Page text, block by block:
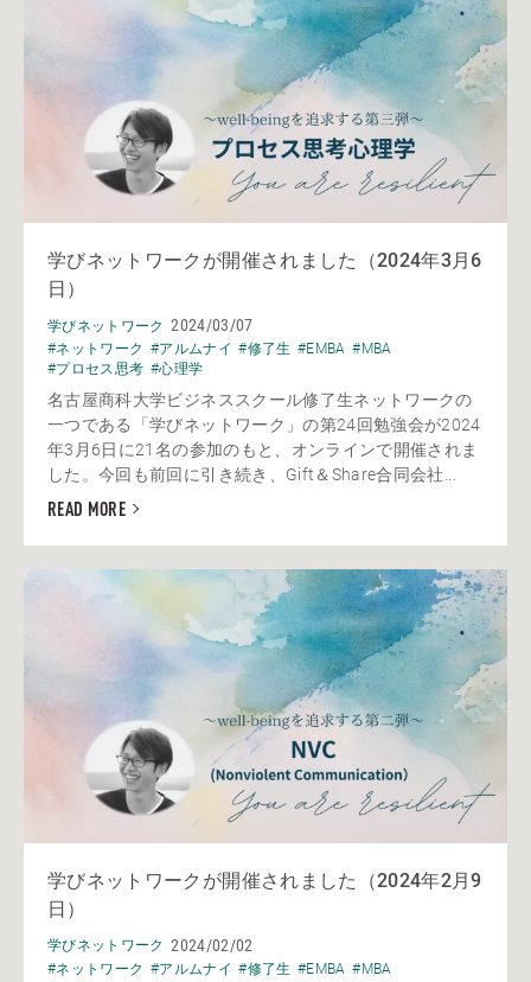
学びネットワークが開催されました（2024年3月6
日）
学びネットワーク 2024/03/07
#ネットワーク #アルムナイ #修了生 #EMBA #MBA
#プロセス思考 #心理学
名古屋商科大学ビジネススクール修了生ネットワークの
一つである「学びネットワーク」の第24回勉強会が2024
年3月6日に21名の参加のもと、オンラインで開催されま
した。今回も前回に引き続き、Gift＆Share合同会社...
READ MORE
学びネットワークが開催されました（2024年2月9
日）
学びネットワーク 2024/02/02
#ネットワーク #アルムナイ #修了生 #EMBA #MBA